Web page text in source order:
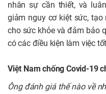
nhân sự cần thiết, và
giảm nguy cơ kiệt sức,
cho sức khỏe và đảm bảo
có các điều kiện làm việc
Việt Nam chống Covid-19
Ông đánh giá thế nào về